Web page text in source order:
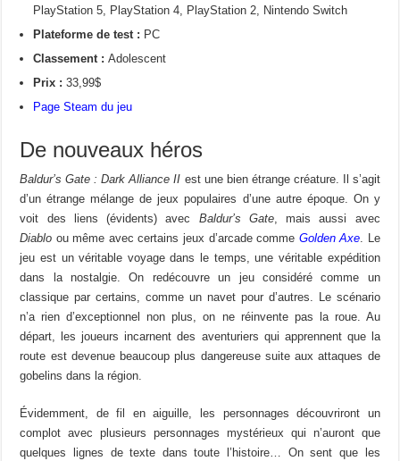
PlayStation 5, PlayStation 4, PlayStation 2, Nintendo Switch
Plateforme de test : PC
Classement :Adolescent
Prix :33,99$
Page Steam du jeu
De nouveaux héros
Baldur’s Gate : Dark Alliance II est une bien étrange créature. Il s’agit
d’un étrange mélange de jeux populaires d’une autre époque. On y
voit des liens (évidents) avec Baldur’s Gate, mais aussi avec
Diablo ou même avec certains jeux d’arcade comme Golden Axe. Le
jeu est un véritable voyage dans le temps, une véritable expédition
dans la nostalgie. On redécouvre un jeu considéré comme un
classique par certains, comme un navet pour d’autres. Le scénario
n’a rien d’exceptionnel non plus, on ne réinvente pas la roue. Au
départ, les joueurs incarnent des aventuriers qui apprennent que la
route est devenue beaucoup plus dangereuse suite aux attaques de
gobelins dans la région.
Évidemment, de fil en aiguille, les personnages découvriront un
complot avec plusieurs personnages mystérieux qui n’auront que
quelques lignes de texte dans toute l’histoire… On sent que les